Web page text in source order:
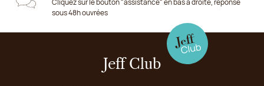
sous 48h ouvrées
Jeff Club